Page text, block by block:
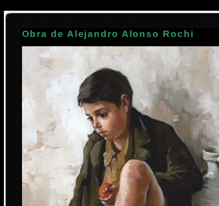
Obra de Alejandro Alonso Rochi